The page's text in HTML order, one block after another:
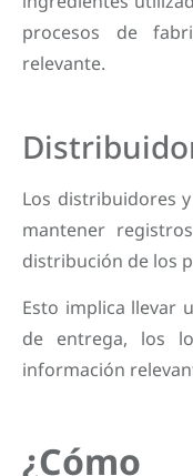
procesos de
relevante.
Los distribuidores
mantener
distribución de los
Esto implica llevar
de entrega, los
información